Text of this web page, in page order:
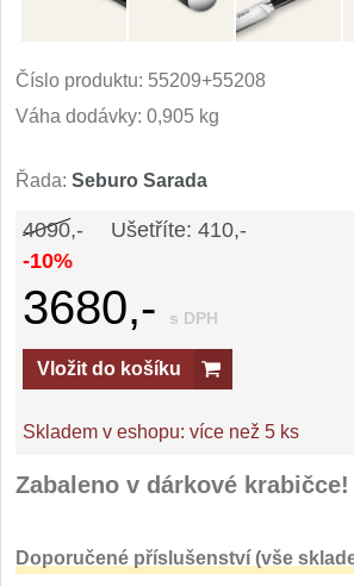
Číslo produktu: 55209+55208
Váha dodávky: 0,905 kg
Řada: Seburo Sarada
4090,- Ušetříte: 410,-
-10%
3680,- s DPH
Vložit do košíku
Skladem v eshopu: více než 5 ks
Zabaleno v dárkové krabičce!
Doporučené příslušenství (vše